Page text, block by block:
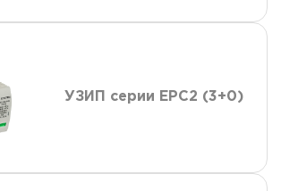
УЗИП серии ЕРС2 (3+0)